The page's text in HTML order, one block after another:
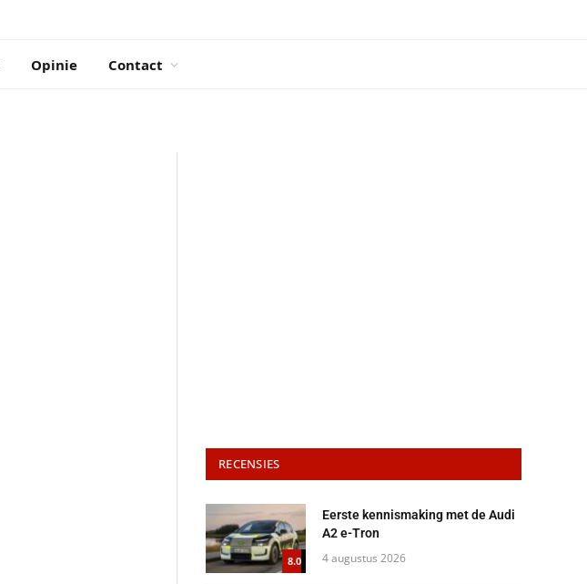
Opinie Contact
RECENSIES
8.0
Eerste kennismaking met de Audi
A2 e-Tron
4 augustus 2026